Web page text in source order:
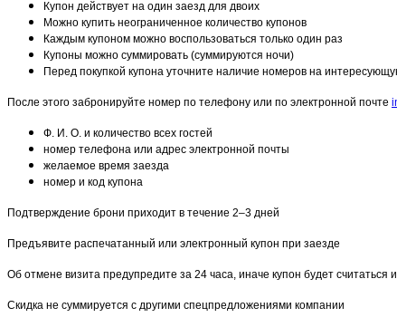
Купон действует на один заезд для двоих
Можно купить неограниченное количество купонов
Каждым купоном можно воспользоваться только один раз
Купоны можно суммировать (суммируются ночи)
Перед покупкой купона уточните наличие номеров на
После этого забронируйте номер по телефону или по электронной почте
Ф. И. О. и количество всех гостей
номер телефона или адрес электронной почты
желаемое время заезда
номер и код купона
Подтверждение брони приходит в течение 2–3 дней
Предъявите распечатанный или электронный купон при заезде
Об отмене визита предупредите за 24 часа, иначе купон будет считаться
Скидка не суммируется с другими спецпредложениями компании